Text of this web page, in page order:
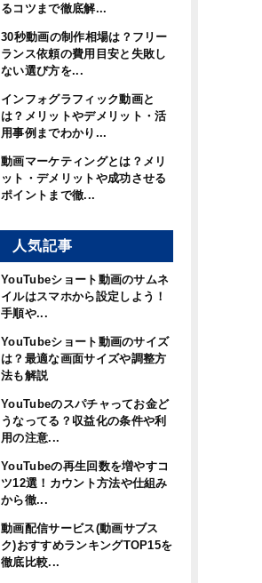
るコツまで徹底解...
30秒動画の制作相場は？フリー
ランス依頼の費用目安と失敗し
ない選び方を...
インフォグラフィック動画と
は？メリットやデメリット・活
用事例までわかり...
動画マーケティングとは？メリ
ット・デメリットや成功させる
ポイントまで徹...
人気記事
YouTubeショート動画のサムネ
イルはスマホから設定しよう！
手順や...
YouTubeショート動画のサイズ
は？最適な画面サイズや調整方
法も解説
YouTubeのスパチャってお金ど
うなってる？収益化の条件や利
用の注意...
YouTubeの再生回数を増やすコ
ツ12選！カウント方法や仕組み
から徹...
動画配信サービス(動画サブス
ク)おすすめランキングTOP15を
徹底比較...